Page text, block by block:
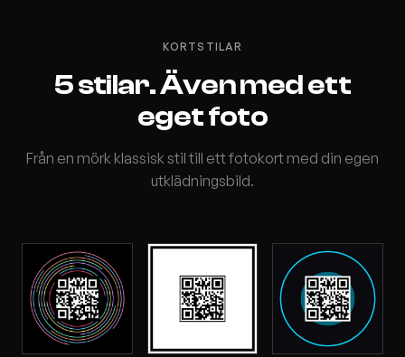
KORTSTILAR
5 stilar. Även med ett
eget foto
Från en mörk klassisk stil till ett fotokort med din egen
utklädningsbild.